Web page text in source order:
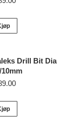
Drill Bit
10mm